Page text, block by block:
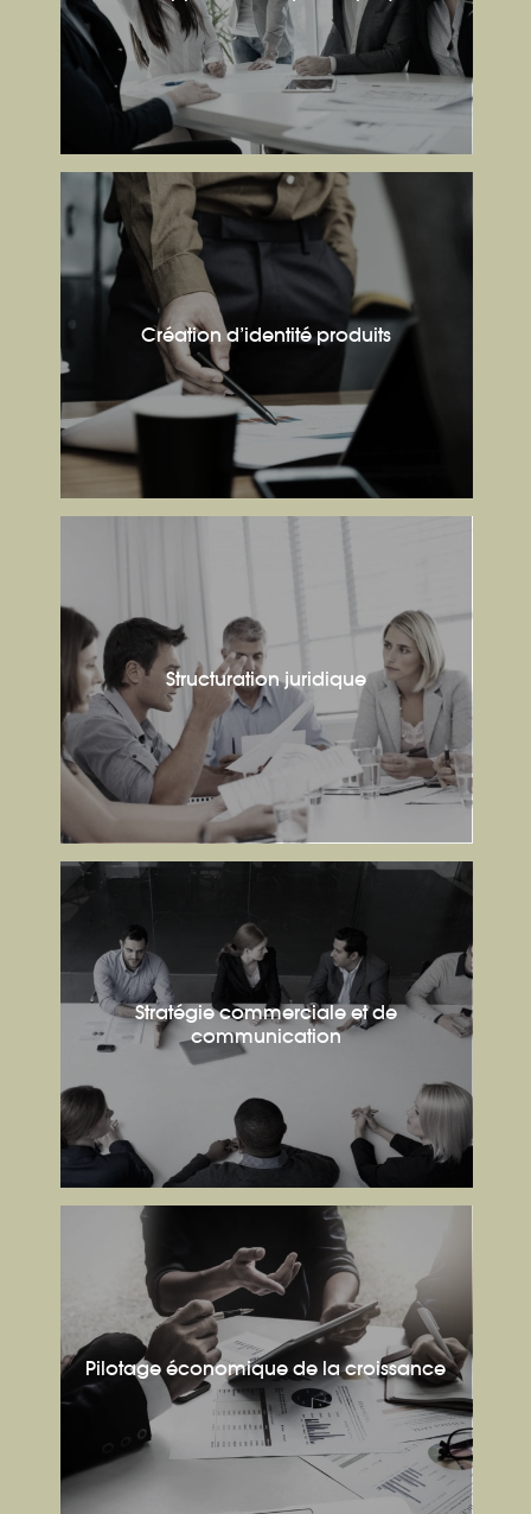
Création d’identité produits
Structuration juridique
Stratégie commerciale et de
communication
Pilotage économique de la croissance